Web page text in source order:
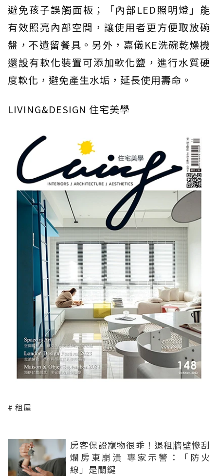
避免孩子誤觸面板；「內部LED照明燈」能
有效照亮內部空間，讓使用者更方便取放碗
盤，不遺留餐具。另外，嘉儀KE洗碗乾燥機
還設有軟化裝置可添加軟化鹽，進行水質硬
度軟化，避免產生水垢，延長使用壽命。
LIVING&DESIGN 住宅美學
租屋
房客保證寵物很乖！退租牆壁慘刮
爛房東崩潰 專家示警：「防火
線」是關鍵